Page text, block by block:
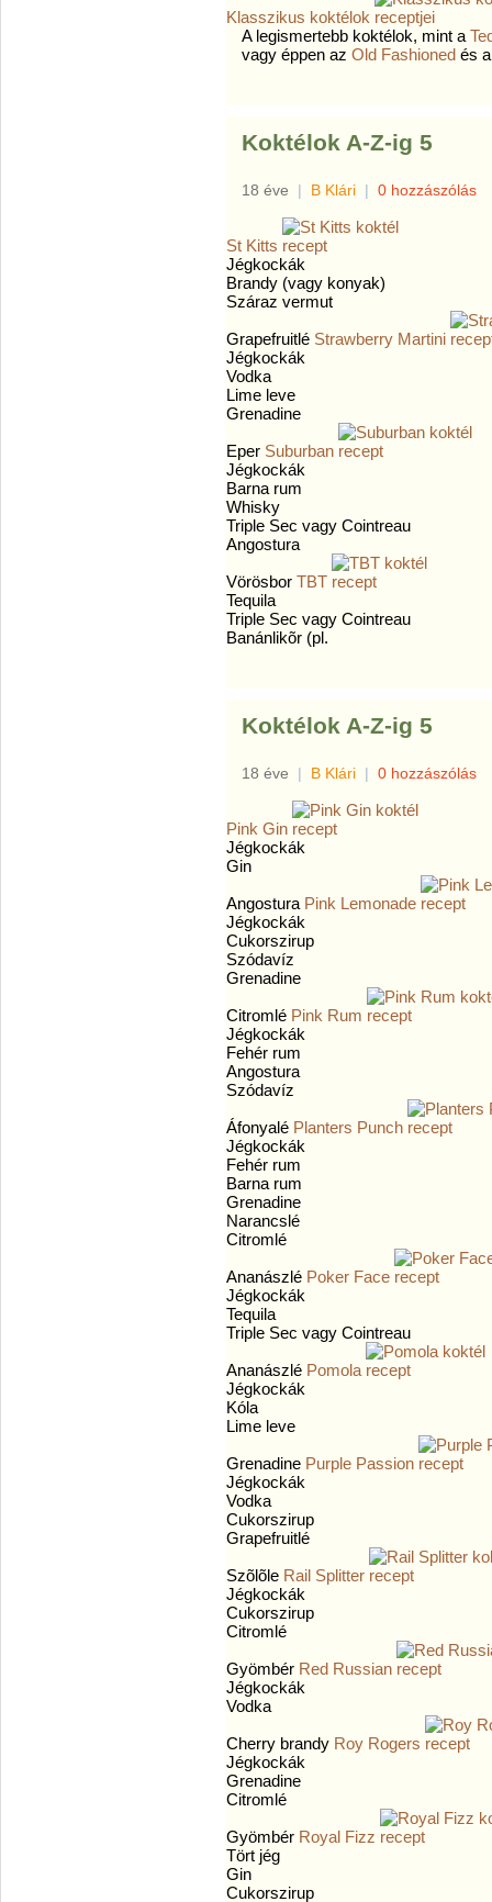
Klasszikus koktélok
A legismertebb koktélok, mint a
vagy éppen az Old Fashioned és
Koktélok A-Z-ig 5
18 éve | B Klári | 0 hozzászólás
St Kitts
Jégkockák
Brandy (vagy konyak)
Száraz vermut
Grapefruitlé Strawberry Martini
Jégkockák
Vodka
Lime leve
Grenadine
Eper Suburban
Jégkockák
Barna rum
Whisky
Triple Sec vagy Cointreau
Angostura
Vörösbor TBT
Tequila
Triple Sec vagy Cointreau
Banánlikõr (pl.
Koktélok A-Z-ig 5
18 éve | B Klári | 0 hozzászólás
Pink Gin
Jégkockák
Gin
Angostura Pink Lemonade
Jégkockák
Cukorszirup
Szódavíz
Grenadine
Citromlé Pink Rum
Jégkockák
Fehér rum
Angostura
Szódavíz
Áfonyalé Planters Punch
Jégkockák
Fehér rum
Barna rum
Grenadine
Narancslé
Citromlé
Ananászlé Poker Face
Jégkockák
Tequila
Triple Sec vagy Cointreau
Ananászlé Pomola
Jégkockák
Kóla
Lime leve
Grenadine Purple Passion
Jégkockák
Vodka
Cukorszirup
Grapefruitlé
Szõlõle Rail Splitter
Jégkockák
Cukorszirup
Citromlé
Gyömbér Red Russian
Jégkockák
Vodka
Cherry brandy Roy Rogers
Jégkockák
Grenadine
Citromlé
Gyömbér Royal Fizz
Tört jég
Gin
Cukorszirup